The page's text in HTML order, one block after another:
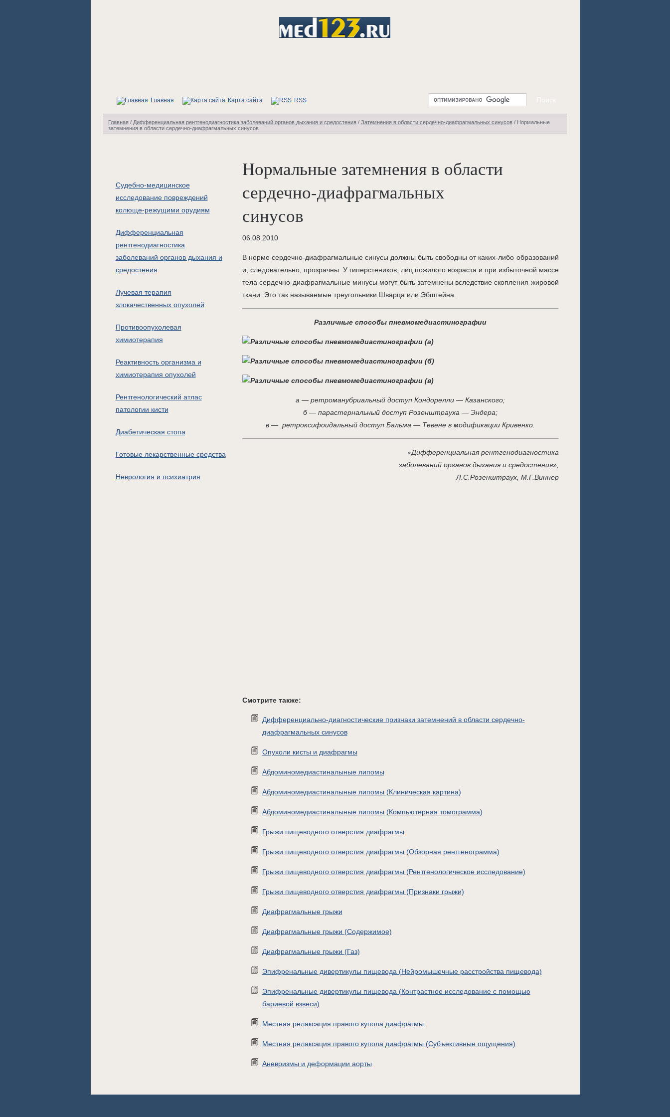
Главная Карта сайта RSS
Главная/ Дифференциальная рентгенодиагностика заболеваний органов дыхания и средостения/ Затемнения в области сердечно-диафрагмальных синусов/ Нормальные
затемнения в области сердечно-диафрагмальных синусов
Судебно-медицинское
исследование повреждений
колюще-режущими орудиям
Дифференциальная
рентгенодиагностика
заболеваний органов дыхания и
средостения
Лучевая терапия
злокачественных опухолей
Противоопухолевая
химиотерапия
Реактивность организма и
химиотерапия опухолей
Рентгенологический атлас
патологии кисти
Диабетическая стопа
Готовые лекарственные средства
Неврология и психиатрия
Нормальные затемнения в области
сердечно-диафрагмальных
синусов
06.08.2010
В норме сердечно-диафрагмальные синусы должны быть свободны от каких-либо образований
и, следовательно, прозрачны. У гиперстеников, лиц пожилого возраста и при избыточной массе
тела сердечно-диафрагмальные минусы могут быть затемнены вследствие скопления жировой
ткани. Это так называемые треугольники Шварца или Эбштейна.
Различные способы пневмомедиастинографии
а — ретроманубриальный доступ Кондорелли — Казанского;
б — парастернальный доступ Розенштрауха — Эндера;
в — ретроксифоидальный доступ Бальма — Тевене в модификации Кривенко.
«Дифференциальная рентгенодиагностика
заболеваний органов дыхания и средостения»,
Л.С.Розенштраух, М.Г.Виннер
Смотрите также:
Дифференциально-диагностические признаки затемнений в области сердечно-
диафрагмальных синусов
Опухоли кисты и диафрагмы
Абдоминомедиастиналыные липомы
Абдоминомедиастиналыные липомы (Клиническая картина)
Абдоминомедиастиналыные липомы (Компьютерная томограмма)
Грыжи пищеводного отверстия диафрагмы
Грыжи пищеводного отверстия диафрагмы (Обзорная рентгенограмма)
Грыжи пищеводного отверстия диафрагмы (Рентгенологическое исследование)
Грыжи пищеводного отверстия диафрагмы (Признаки грыжи)
Диафрагмальные грыжи
Диафрагмальные грыжи (Содержимое)
Диафрагмальные грыжи (Газ)
Эпифренальные дивертикулы пищевода (Нейромышечные расстройства пищевода)
Эпифренальные дивертикулы пищевода (Контрастное исследование с помощью
бариевой взвеси)
Местная релаксация правого купола диафрагмы
Местная релаксация правого купола диафрагмы (Субъективные ощущения)
Аневризмы и деформации аорты